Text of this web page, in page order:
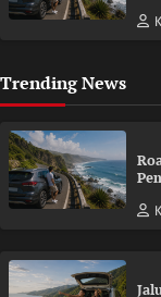
Trending News